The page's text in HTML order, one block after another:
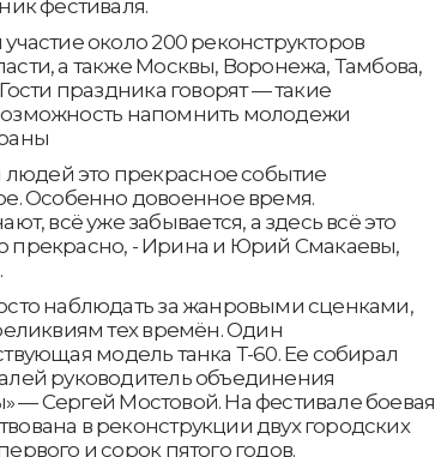
фестиваля.
около 200 реконструкторов
а также Москвы, Воронежа, Тамбова,
праздника говорят — такие
напомнить молодежи
людей это прекрасное событие
Особенно довоенное время.
всё уже забывается, а здесь всё это
прекрасно, - Ирина и Юрий Смакаевы,
наблюдать за жанровыми сценками,
тех времён. Один
модель танка Т-60. Ее собирал
руководитель объединения
— Сергей Мостовой. На фестивале боевая
в реконструкции двух городских
и сорок пятого годов.